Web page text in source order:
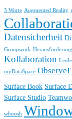
3 Worte Augmented Reality
Datensicherheit
Groupwork Herausforderung
Kollaboration
myDataSpace
Surface Book Surface
Surface Studio
whoosh